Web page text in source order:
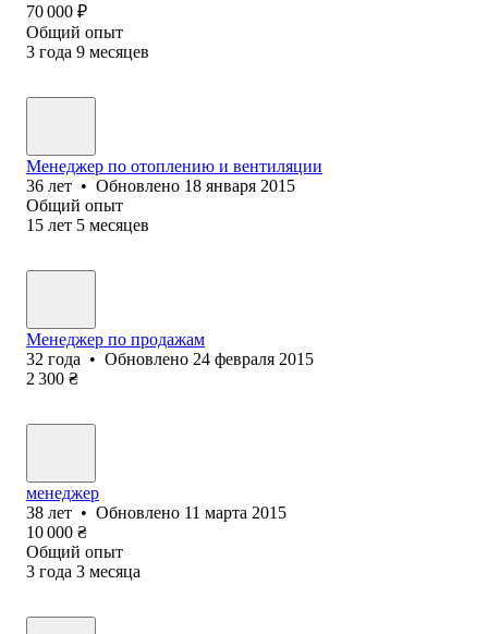
70 000 ₽
Общий опыт
3 года 9 месяцев
Менеджер по отоплению и вентиляции
36 лет • Обновлено 18 января 2015
Общий опыт
15 лет 5 месяцев
Менеджер по продажам
32 года • Обновлено 24 февраля 2015
2 300 ₴
менеджер
38 лет • Обновлено 11 марта 2015
10 000 ₴
Общий опыт
3 года 3 месяца